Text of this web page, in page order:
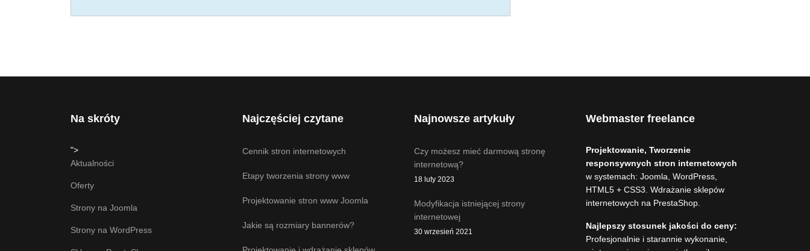
Na skróty
">
Aktualności
Oferty
Strony na Joomla
Strony na WordPress
Najczęściej czytane
Cennik stron internetowych
Etapy tworzenia strony www
Projektowanie stron www Joomla
Jakie są rozmiary bannerów?
Najnowsze artykuły
Czy możesz mieć darmową stronę
internetową?
18 luty 2023
Modyfikacja istniejącej strony
internetowej
30 wrzesień 2021
Webmaster freelance
Projektowanie, Tworzenie
responsywnych stron internetowych
w systemach: Joomla, WordPress,
HTML5 + CSS3. Wdrażanie sklepów
internetowych na PrestaShop.
Najlepszy stosunek jakości do ceny:
Profesjonalnie i starannie wykonanie,